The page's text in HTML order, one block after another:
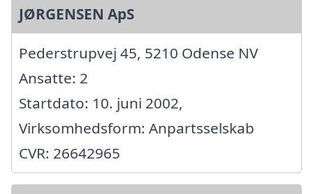
JØRGENSEN ApS
Pederstrupvej 45, 5210 Odense NV
Ansatte: 2
Startdato: 10. juni 2002,
Virksomhedsform: Anpartsselskab
CVR: 26642965